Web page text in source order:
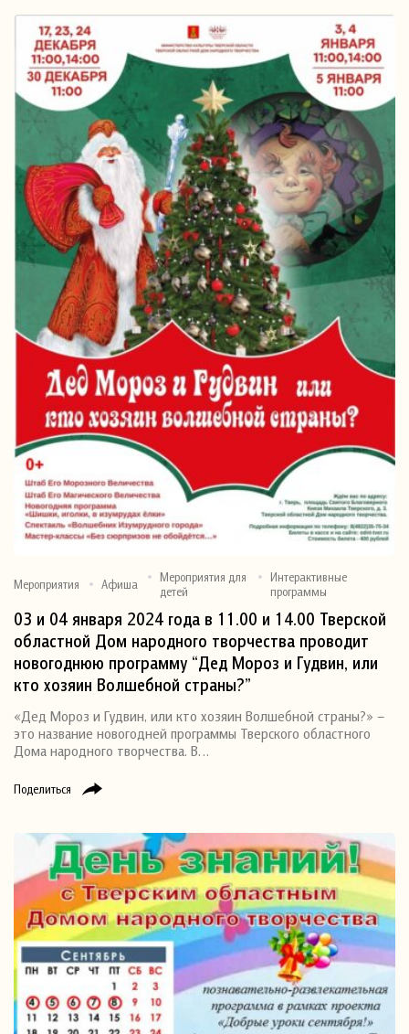
Поделиться
Мероприятия Афиша
Мероприятия для
детей
Интерактивные
программы
03 и 04 января 2024 года в 11.00 и 14.00 Тверской
областной Дом народного творчества проводит
новогоднюю программу “Дед Мороз и Гудвин, или
кто хозяин Волшебной страны?”
«Дед Мороз и Гудвин, или кто хозяин Волшебной страны?» –
это название новогодней программы Тверского областного
Дома народного творчества. В…